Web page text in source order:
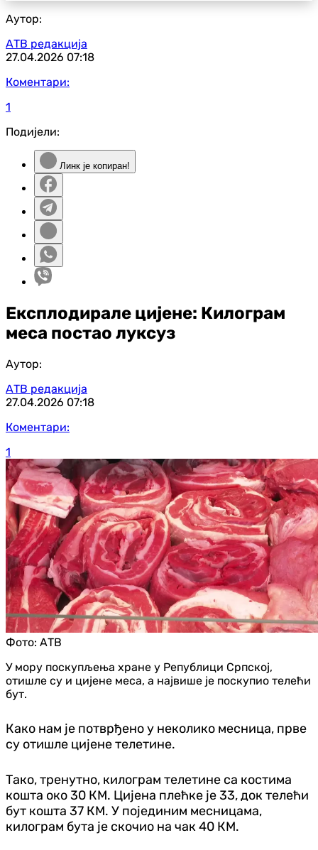
Аутор:
АТВ редакција
27.04.2026 07:18
Коментари:
1
Подијели:
Линк је копиран!
Експлодирале цијене: Килограм
меса постао луксуз
Аутор:
АТВ редакција
27.04.2026 07:18
Коментари:
1
Фото: АТВ
У мору поскупљења хране у Републици Српској,
отишле су и цијене меса, а највише је поскупио телећи
бут.
Како нам је потврђено у неколико месница, прве
су отишле цијене телетине.
Тако, тренутно, килограм телетине са костима
кошта око 30 КМ. Цијена плећке је 33, док телећи
бут кошта 37 КМ. У појединим месницама,
килограм бута је скочио на чак 40 КМ.